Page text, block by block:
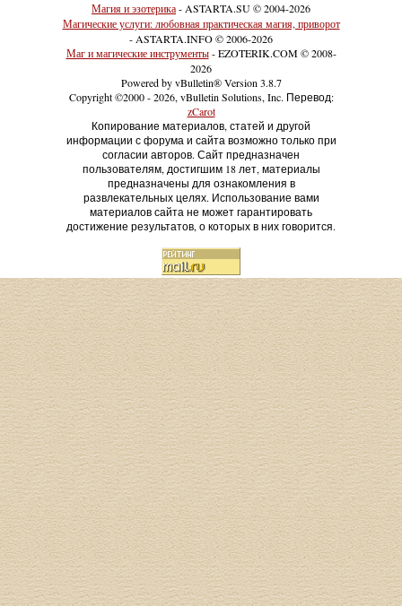
Магия и эзотерика- ASTARTA.SU © 2004-2026
Магические услуги: любовная практическая магия, приворот
- ASTARTA.INFO © 2006-2026
Маг и магические инструменты- EZOTERIK.COM © 2008-
2026
Powered by vBulletin® Version 3.8.7
Copyright ©2000 - 2026, vBulletin Solutions, Inc. Перевод:
zCarot
Копирование материалов, статей и другой
информации с форума и сайта возможно только при
согласии авторов. Сайт предназначен
пользователям, достигшим 18 лет, материалы
предназначены для ознакомления в
развлекательных целях. Использование вами
материалов сайта не может гарантировать
достижение результатов, о которых в них говорится.